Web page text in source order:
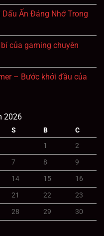
Ấn Đáng Nhớ Trong
của gaming chuyên
– Bước khởi đầu của
2026
S B
C
1
2
7 8
9
14 15
16
21 22
23
28 29
30